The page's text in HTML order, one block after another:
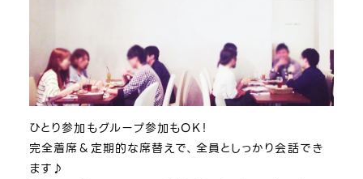
ひとり参加もグループ参加もOK！
完全着席＆定期的な席替えで、全員としっかり会話でき
ます♪